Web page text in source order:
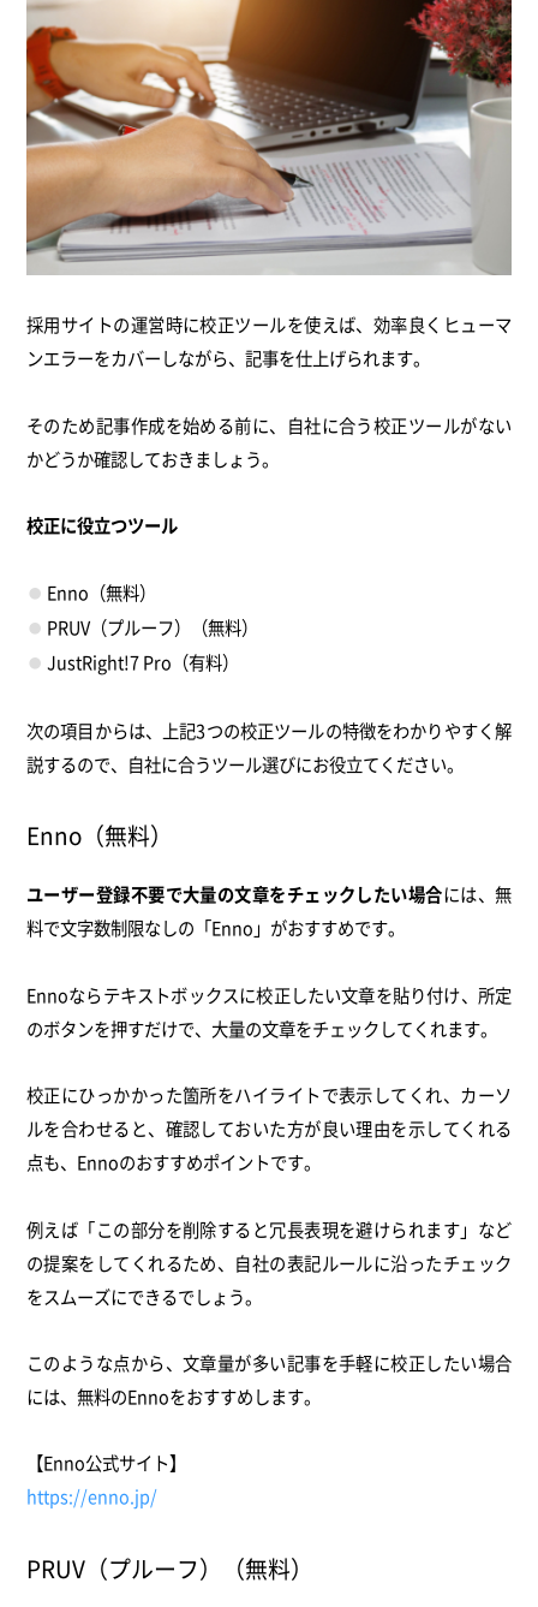
採用サイトの運営時に校正ツールを使えば、効率良くヒューマ
ンエラーをカバーしながら、記事を仕上げられます。
そのため記事作成を始める前に、自社に合う校正ツールがない
かどうか確認しておきましょう。
校正に役立つツール
Enno（無料）
PRUV（プルーフ）（無料）
JustRight!7 Pro（有料）
次の項目からは、上記3つの校正ツールの特徴をわかりやすく解
説するので、自社に合うツール選びにお役立てください。
Enno（無料）
ユーザー登録不要で大量の文章をチェックしたい場合には、無
料で文字数制限なしの「Enno」がおすすめです。
Ennoならテキストボックスに校正したい文章を貼り付け、所定
のボタンを押すだけで、大量の文章をチェックしてくれます。
校正にひっかかった箇所をハイライトで表示してくれ、カーソ
ルを合わせると、確認しておいた方が良い理由を示してくれる
点も、Ennoのおすすめポイントです。
例えば「この部分を削除すると冗長表現を避けられます」など
の提案をしてくれるため、自社の表記ルールに沿ったチェック
をスムーズにできるでしょう。
このような点から、文章量が多い記事を手軽に校正したい場合
には、無料のEnnoをおすすめします。
【Enno公式サイト】
https://enno.jp/
PRUV（プルーフ）（無料）